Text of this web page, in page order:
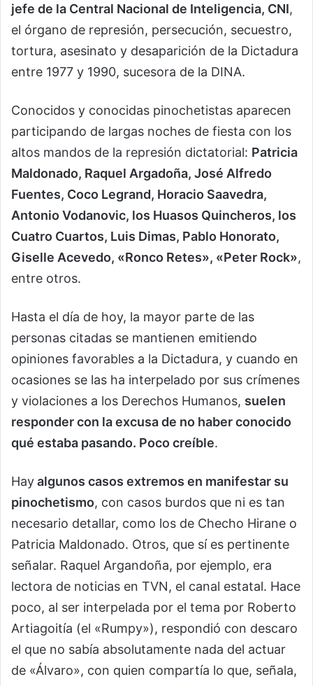
jefe de la Central Nacional de Inteligencia, CNI,
el órgano de represión, persecución, secuestro,
tortura, asesinato y desaparición de la Dictadura
entre 1977 y 1990, sucesora de la DINA.
Conocidos y conocidas pinochetistas aparecen
participando de largas noches de fiesta con los
altos mandos de la represión dictatorial: Patricia
Maldonado, Raquel Argadoña, José Alfredo
Fuentes, Coco Legrand, Horacio Saavedra,
Antonio Vodanovic, los Huasos Quincheros, los
Cuatro Cuartos, Luis Dimas, Pablo Honorato,
Giselle Acevedo, «Ronco Retes», «Peter Rock»,
entre otros.
Hasta el día de hoy, la mayor parte de las
personas citadas se mantienen emitiendo
opiniones favorables a la Dictadura, y cuando en
ocasiones se las ha interpelado por sus crímenes
y violaciones a los Derechos Humanos, suelen
responder con la excusa de no haber conocido
qué estaba pasando. Poco creíble.
Hayalgunos casos extremos en manifestar su
pinochetismo, con casos burdos que ni es tan
necesario detallar, como los de Checho Hirane o
Patricia Maldonado. Otros, que sí es pertinente
señalar. Raquel Argandoña, por ejemplo, era
lectora de noticias en TVN, el canal estatal. Hace
poco, al ser interpelada por el tema por Roberto
Artiagoitía (el «Rumpy»), respondió con descaro
el que no sabía absolutamente nada del actuar
de «Álvaro», con quien compartía lo que, señala,